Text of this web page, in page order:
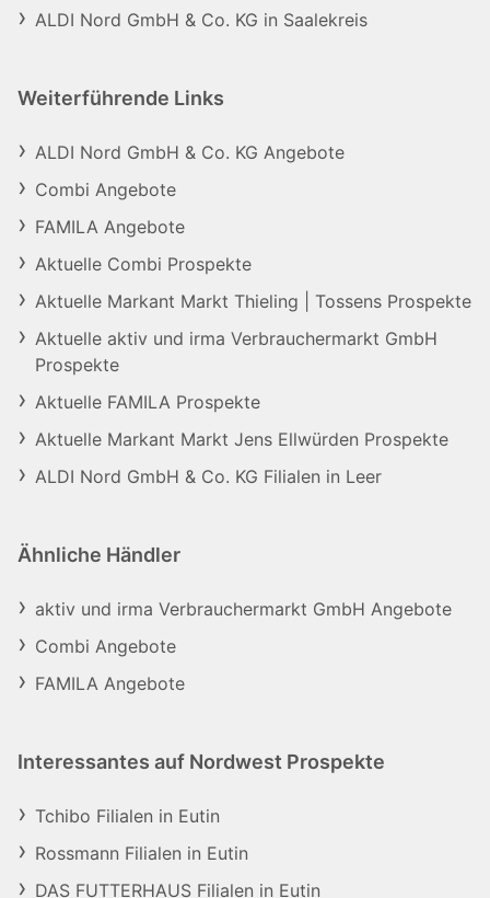
ALDI Nord GmbH & Co. KG in Saalekreis
Weiterführende Links
ALDI Nord GmbH & Co. KG Angebote
Combi Angebote
FAMILA Angebote
Aktuelle Combi Prospekte
Aktuelle Markant Markt Thieling | Tossens Prospekte
Aktuelle aktiv und irma Verbrauchermarkt GmbH
Prospekte
Aktuelle FAMILA Prospekte
Aktuelle Markant Markt Jens Ellwürden Prospekte
ALDI Nord GmbH & Co. KG Filialen in Leer
Ähnliche Händler
aktiv und irma Verbrauchermarkt GmbH Angebote
Combi Angebote
FAMILA Angebote
Interessantes auf Nordwest Prospekte
Tchibo Filialen in Eutin
Rossmann Filialen in Eutin
DAS FUTTERHAUS Filialen in Eutin